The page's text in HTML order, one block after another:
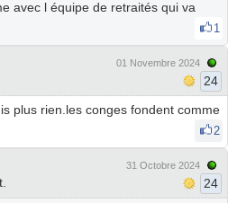
avec l équipe de retraités qui va
1
01 Novembre 2024
24
plus rien.les conges fondent comme
2
31 Octobre 2024
24